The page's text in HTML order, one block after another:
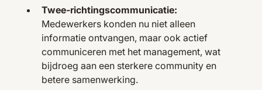
Twee-richtingscommunicatie:
Medewerkers konden nu niet alleen
informatie ontvangen, maar ook actief
communiceren met het management, wat
bijdroeg aan een sterkere community en
betere samenwerking.